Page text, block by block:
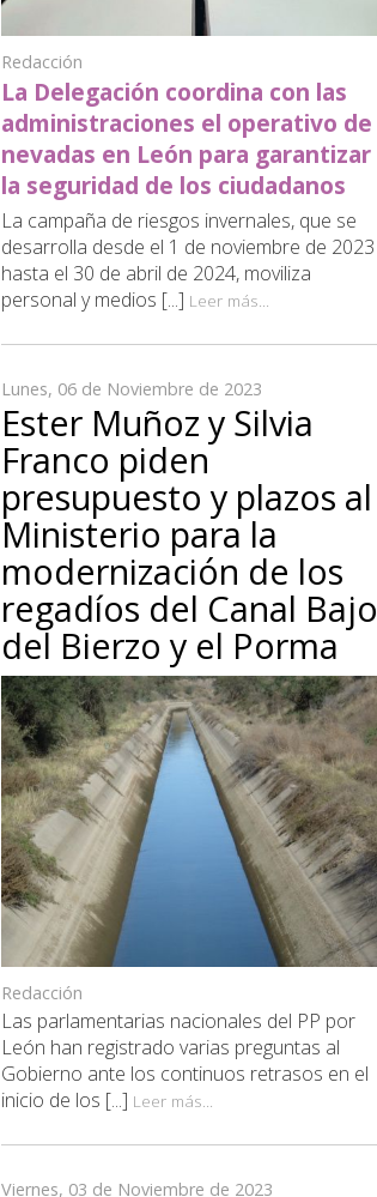
Redacción
La Delegación coordina con las
administraciones el operativo de
nevadas en León para garantizar
la seguridad de los ciudadanos
La campaña de riesgos invernales, que se
desarrolla desde el 1 de noviembre de 2023
hasta el 30 de abril de 2024, moviliza
personal y medios [...] Leer más...
Lunes, 06 de Noviembre de 2023
Ester Muñoz y Silvia
Franco piden
presupuesto y plazos al
Ministerio para la
modernización de los
regadíos del Canal Bajo
del Bierzo y el Porma
Redacción
Las parlamentarias nacionales del PP por
León han registrado varias preguntas al
Gobierno ante los continuos retrasos en el
inicio de los [...] Leer más...
Viernes, 03 de Noviembre de 2023